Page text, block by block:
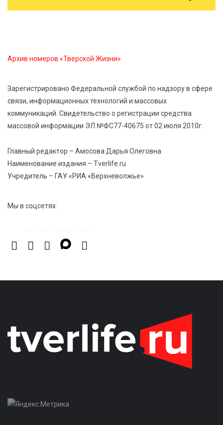
Большие деньги для большой модернизации
тверских заводов
«Дух больших побед»: глава спорткомитета оценил
состояние СШОР по гребле в Твери
Архив номеров «Тверской Жизни»
Зарегистрировано Федеральной службой по надзору в сфере
связи, информационных технологий и массовых
коммуникаций. Свидетельство о регистрации средства
массовой информации ЭЛ №ФС77-40675 от 02 июля 2010г.
Главный редактор – Амосова Дарья Олеговна
Наименование издания – Tverlife.ru
Учредитель – ГАУ «РИА «Верхневолжье»
Мы в соцсетях: